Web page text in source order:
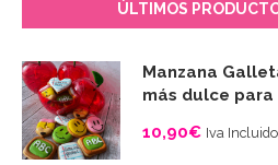
ÚLTIMOS
Manzana
más dulce para
10,90€ Iva Incluido